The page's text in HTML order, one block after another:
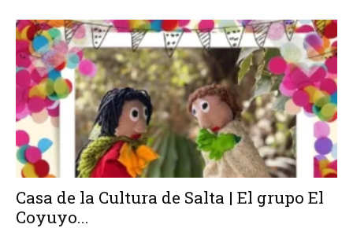
Casa de la Cultura de Salta | El grupo El
Coyuyo...